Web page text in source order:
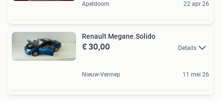
Apeldoorn 22 apr 26
Renault Megane.Solido
€ 30,00 Details
Nieuw-Vennep 11 mei 26